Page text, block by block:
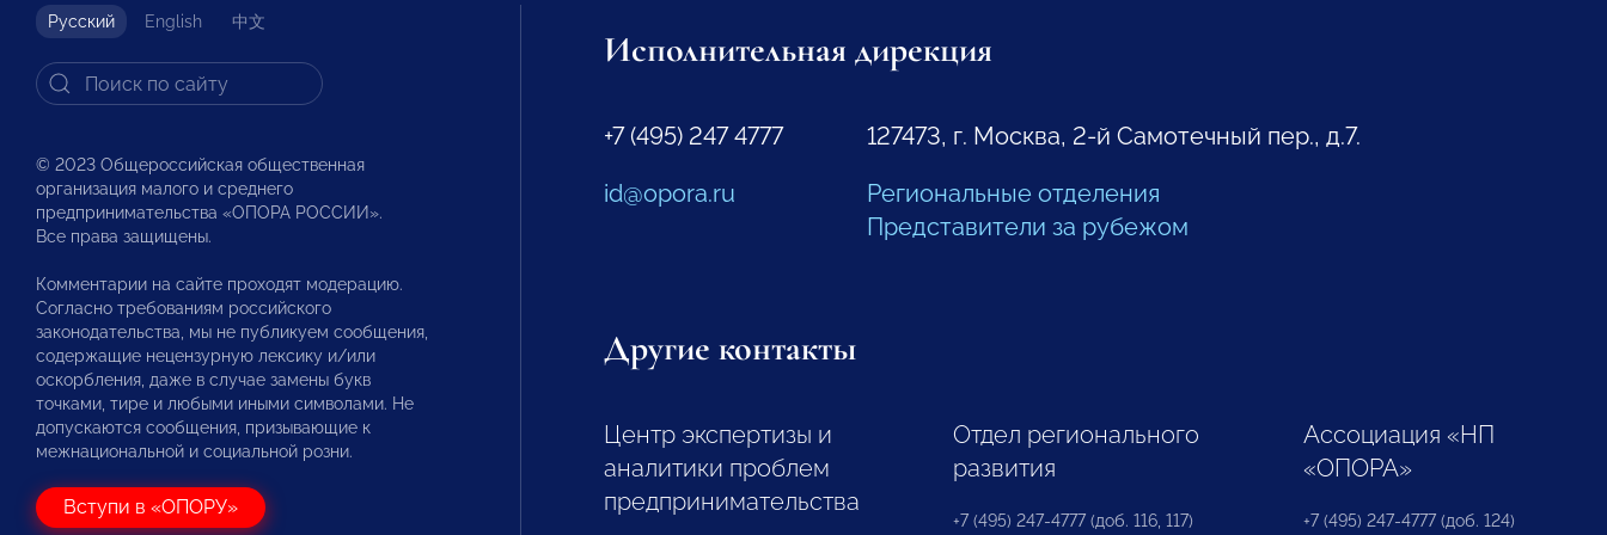
Русский English 中文
© 2023 Общероссийская общественная
организация малого и среднего
предпринимательства «ОПОРА РОССИИ».
Все права защищены.
Комментарии на сайте проходят модерацию.
Согласно требованиям российского
законодательства, мы не публикуем сообщения,
содержащие нецензурную лексику и/или
оскорбления, даже в случае замены букв
точками, тире и любыми иными символами. Не
допускаются сообщения, призывающие к
межнациональной и социальной розни.
Вступи в «ОПОРУ»
Исполнительная дирекция
+7 (495) 247 4777
id@opora.ru
127473, г. Москва, 2-й Самотечный пер., д.7.
Региональные отделения
Представители за рубежом
Другие контакты
Центр экспертизы и
аналитики проблем
предпринимательства
Отдел регионального
развития
+7 (495) 247-4777 (доб. 116, 117)
Ассоциация «НП
«ОПОРА»
+7 (495) 247-4777 (доб. 124)